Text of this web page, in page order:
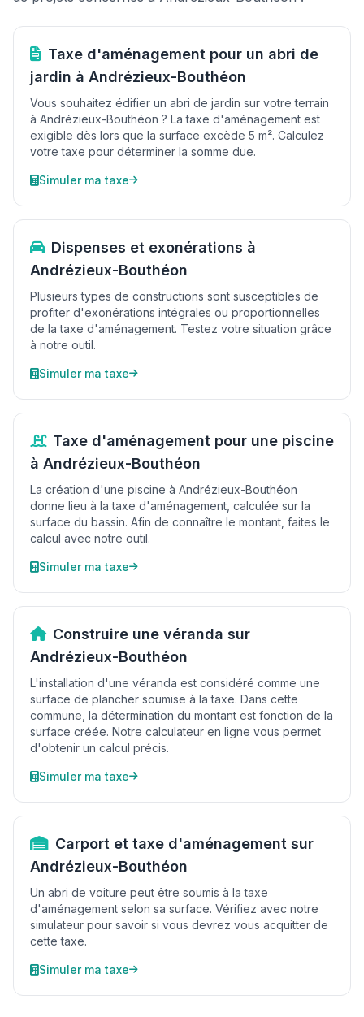
Taxe d'aménagement pour un abri de
jardin à Andrézieux-Bouthéon
Vous souhaitez édifier un abri de jardin sur votre terrain
à Andrézieux-Bouthéon ? La taxe d'aménagement est
exigible dès lors que la surface excède 5 m². Calculez
votre taxe pour déterminer la somme due.
Simuler ma taxe
Dispenses et exonérations à
Andrézieux-Bouthéon
Plusieurs types de constructions sont susceptibles de
profiter d'exonérations intégrales ou proportionnelles
de la taxe d'aménagement. Testez votre situation grâce
à notre outil.
Simuler ma taxe
Taxe d'aménagement pour une piscine
à Andrézieux-Bouthéon
La création d'une piscine à Andrézieux-Bouthéon
donne lieu à la taxe d'aménagement, calculée sur la
surface du bassin. Afin de connaître le montant, faites le
calcul avec notre outil.
Simuler ma taxe
Construire une véranda sur
Andrézieux-Bouthéon
L'installation d'une véranda est considéré comme une
surface de plancher soumise à la taxe. Dans cette
commune, la détermination du montant est fonction de la
surface créée. Notre calculateur en ligne vous permet
d'obtenir un calcul précis.
Simuler ma taxe
Carport et taxe d'aménagement sur
Andrézieux-Bouthéon
Un abri de voiture peut être soumis à la taxe
d'aménagement selon sa surface. Vérifiez avec notre
simulateur pour savoir si vous devrez vous acquitter de
cette taxe.
Simuler ma taxe